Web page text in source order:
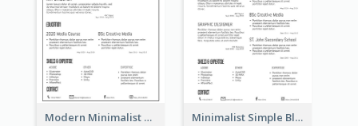
Modern Minimalist Black Color Resume Minimalist Simple Black Resume